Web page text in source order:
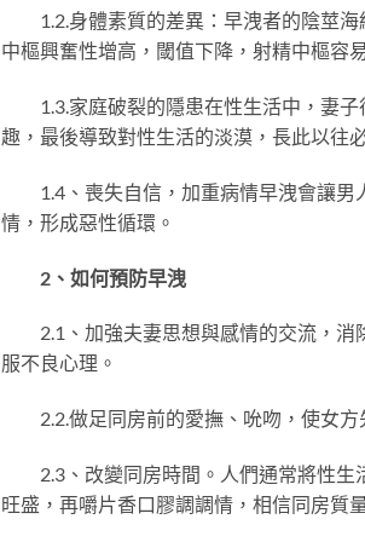
1.2.身體素質的差異：早洩者的陰莖海
中樞興奮性增高，閾值下降，射精中樞容
1.3.家庭破裂的隱患在性生活中，妻子
趣，最後導致對性生活的淡漠，長此以往
1.4、喪失自信，加重病情早洩會讓男
情，形成惡性循環。
2、如何預防早洩
2.1、加強夫妻思想與感情的交流，消
服不良心理。
2.2.做足同房前的愛撫、吮吻，使女方
2.3、改變同房時間。人們通常將性生
旺盛，再嚼片香口膠調調情，相信同房質